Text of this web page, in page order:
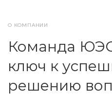
О КОМПАНИИ
Команда
ключ к
решению